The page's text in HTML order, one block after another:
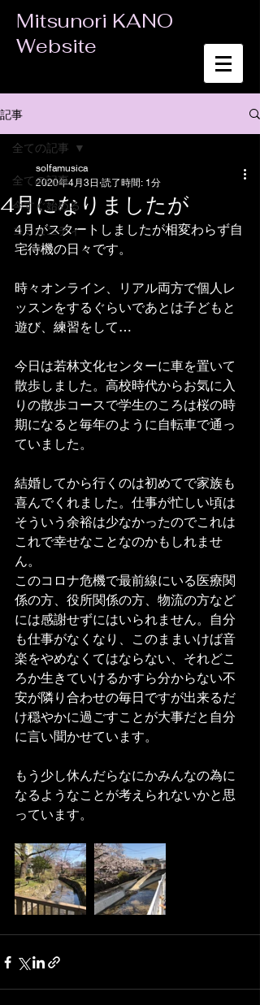
Mitsunori KANO
Website
記事
全ての記事
今すぐ始める
コミュニティ
全ての記事
4月になりましたが
solfamusica
2020年4月3日 読了時間: 1分
4月がスタートしましたが相変わらず自
宅待機の日々です。
時々オンライン、リアル両方で個人レ
ッスンをするぐらいであとは子どもと
遊び、練習をして…
今日は若林文化センターに車を置いて
散歩しました。高校時代からお気に入
りの散歩コースで学生のころは桜の時
期になると毎年のように自転車で通っ
ていました。
結婚してから行くのは初めてで家族も
喜んでくれました。仕事が忙しい頃は
そういう余裕は少なかったのでこれは
これで幸せなことなのかもしれませ
ん。
このコロナ危機で最前線にいる医療関
係の方、役所関係の方、物流の方など
には感謝せずにはいられません。自分
も仕事がなくなり、このままいけば音
楽をやめなくてはならない、それどこ
ろか生きていけるかすら分からない不
安が隣り合わせの毎日ですが出来るだ
け穏やかに過ごすことが大事だと自分
に言い聞かせています。
もう少し休んだらなにかみんなの為に
なるようなことが考えられないかと思
っています。